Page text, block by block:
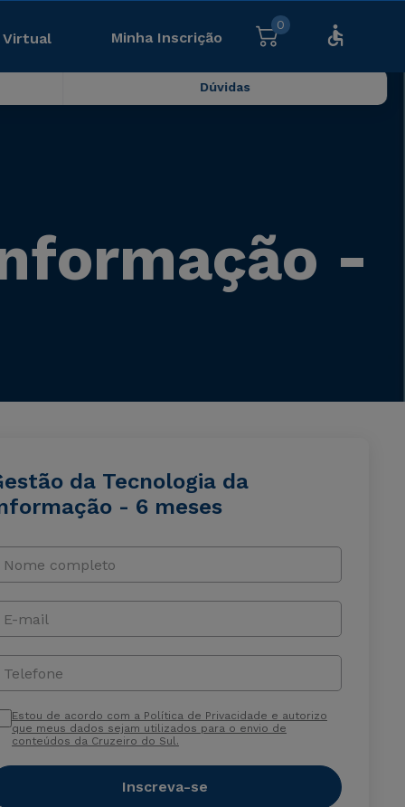
Virtual Minha Inscrição
0
Dúvidas
-
da Tecnologia da
- 6 meses
Nome completo
E-mail
Telefone
Estou de acordo com a Política de Privacidade e autorizo
que meus dados sejam utilizados para o envio de
conteúdos da Cruzeiro do Sul.
Inscreva-se